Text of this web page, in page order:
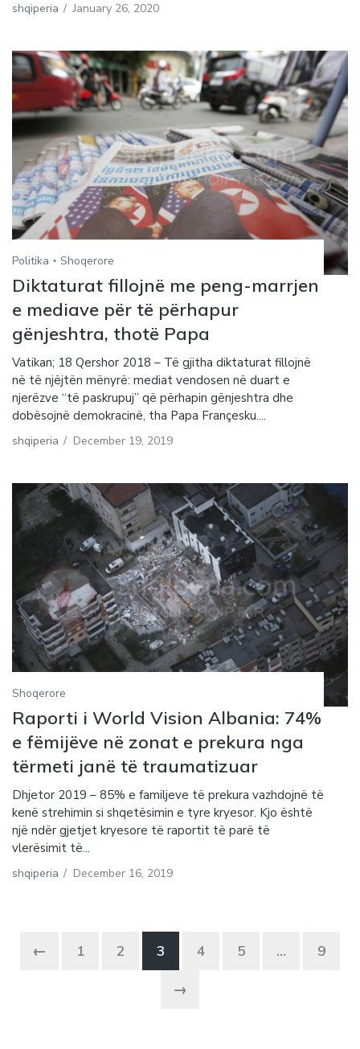
shqiperia / January 26, 2020
Politika Shoqerore
Diktaturat fillojnë me peng-marrjen
e mediave për të përhapur
gënjeshtra, thotë Papa
Vatikan; 18 Qershor 2018 – Të gjitha diktaturat fillojnë
në të njëjtën mënyrë: mediat vendosen në duart e
njerëzve “të paskrupuj” që përhapin gënjeshtra dhe
dobësojnë demokracinë, tha Papa Françesku....
shqiperia / December 19, 2019
Shoqerore
Raporti i World Vision Albania: 74%
e fëmijëve në zonat e prekura nga
tërmeti janë të traumatizuar
Dhjetor 2019 – 85% e familjeve të prekura vazhdojnë të
kenë strehimin si shqetësimin e tyre kryesor. Kjo është
një ndër gjetjet kryesore të raportit të parë të
vlerësimit të...
shqiperia / December 16, 2019
← 1 2 3 4 5 … 9
→